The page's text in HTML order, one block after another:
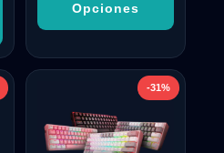
Opciones
-31%